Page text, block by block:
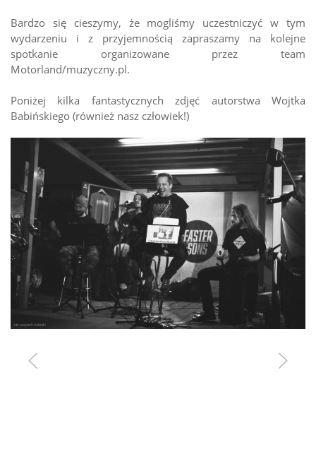
Bardzo się cieszymy, że mogliśmy uczestniczyć w tym
wydarzeniu i z przyjemnością zapraszamy na kolejne
spotkanie organizowane przez team
Motorland/muzyczny.pl.
Poniżej kilka fantastycznych zdjęć autorstwa Wojtka
Babińskiego (również nasz człowiek!)